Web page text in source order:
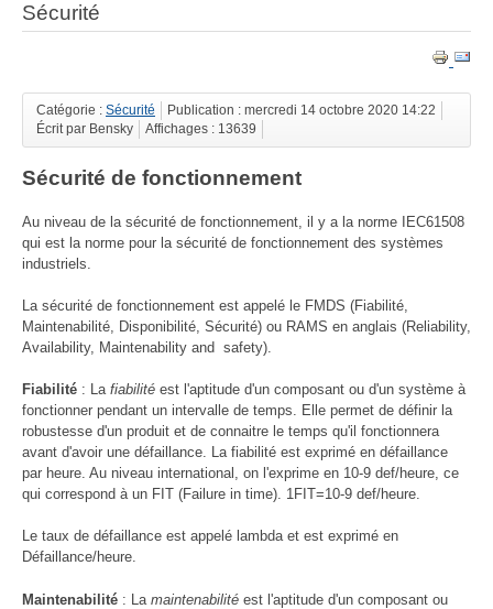
Sécurité
Catégorie : Sécurité
Publication : mercredi 14 octobre 2020 14:22
Écrit par Bensky
Affichages : 13639
Sécurité de fonctionnement
Au niveau de la sécurité de fonctionnement, il y a la norme IEC61508
qui est la norme pour la sécurité de fonctionnement des systèmes
industriels.
La sécurité de fonctionnement est appelé le FMDS (Fiabilité,
Maintenabilité, Disponibilité, Sécurité) ou RAMS en anglais (Reliability,
Availability, Maintenability and safety).
Fiabilité : La fiabilité est l'aptitude d'un composant ou d'un système à
fonctionner pendant un intervalle de temps. Elle permet de définir la
robustesse d'un produit et de connaitre le temps qu'il fonctionnera
avant d'avoir une défaillance. La fiabilité est exprimé en défaillance
par heure. Au niveau international, on l'exprime en 10-9 def/heure, ce
qui correspond à un FIT (Failure in time). 1FIT=10-9 def/heure.
Le taux de défaillance est appelé lambda et est exprimé en
Défaillance/heure.
Maintenabilité : La maintenabilité est l'aptitude d'un composant ou